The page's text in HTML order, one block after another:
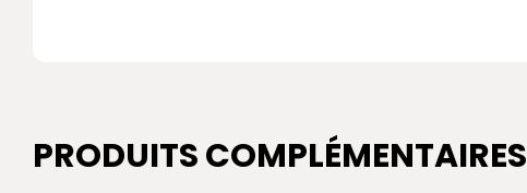
PRODUITS COMPLÉMENTAIRES